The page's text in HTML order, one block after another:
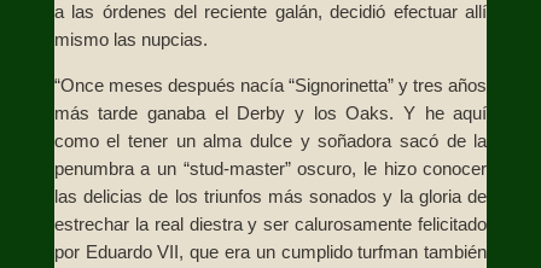
a las órdenes del reciente galán, decidió efectuar allí
mismo las nupcias.
“Once meses después nacía “Signorinetta” y tres años
más tarde ganaba el Derby y los Oaks. Y he aquí
como el tener un alma dulce y soñadora sacó de la
penumbra a un “stud-master” oscuro, le hizo conocer
las delicias de los triunfos más sonados y la gloria de
estrechar la real diestra y ser calurosamente felicitado
por Eduardo VII, que era un cumplido turfman también